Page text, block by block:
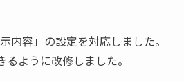
容」の設定を対応しました。
ように改修しました。